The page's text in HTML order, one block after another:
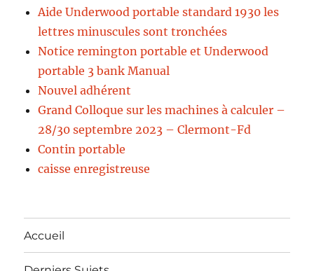
Aide Underwood portable standard 1930 les
lettres minuscules sont tronchées
Notice remington portable et Underwood
portable 3 bank Manual
Nouvel adhérent
Grand Colloque sur les machines à calculer –
28/30 septembre 2023 – Clermont-Fd
Contin portable
caisse enregistreuse
Accueil